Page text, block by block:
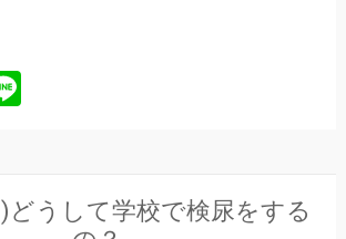
Line
どうして学校で検尿をする